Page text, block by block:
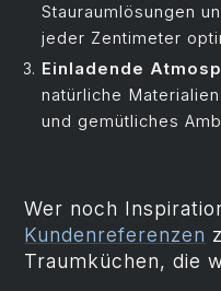
Stauraumlösungen
jeder Zentimeter
Einladende
natürliche
und gemütliches
Wer noch
Kundenreferenzen
Traumküchen, die